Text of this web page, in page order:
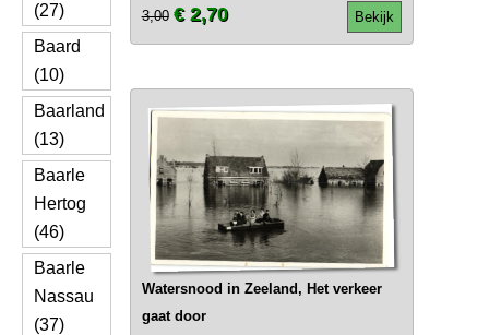
(27)
Baard
(10)
Baarland
(13)
Baarle
Hertog
(46)
Baarle
Nassau
(37)
Bekijk
3,00 € 2,70
Watersnood in Zeeland, Het verkeer
gaat door